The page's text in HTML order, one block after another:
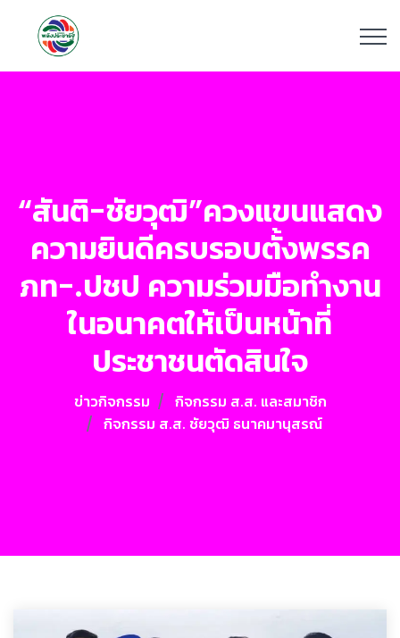
“สันติ-ชัยวุฒิ”ควงแขนแสดง
ความยินดีครบรอบตั้งพรรค
ภท-.ปชป ความร่วมมือทำงาน
ในอนาคตให้เป็นหน้าที่
ประชาชนตัดสินใจ
ข่าวกิจกรรม
กิจกรรม ส.ส. และสมาชิก
กิจกรรม ส.ส. ชัยวุฒิ ธนาคมานุสรณ์